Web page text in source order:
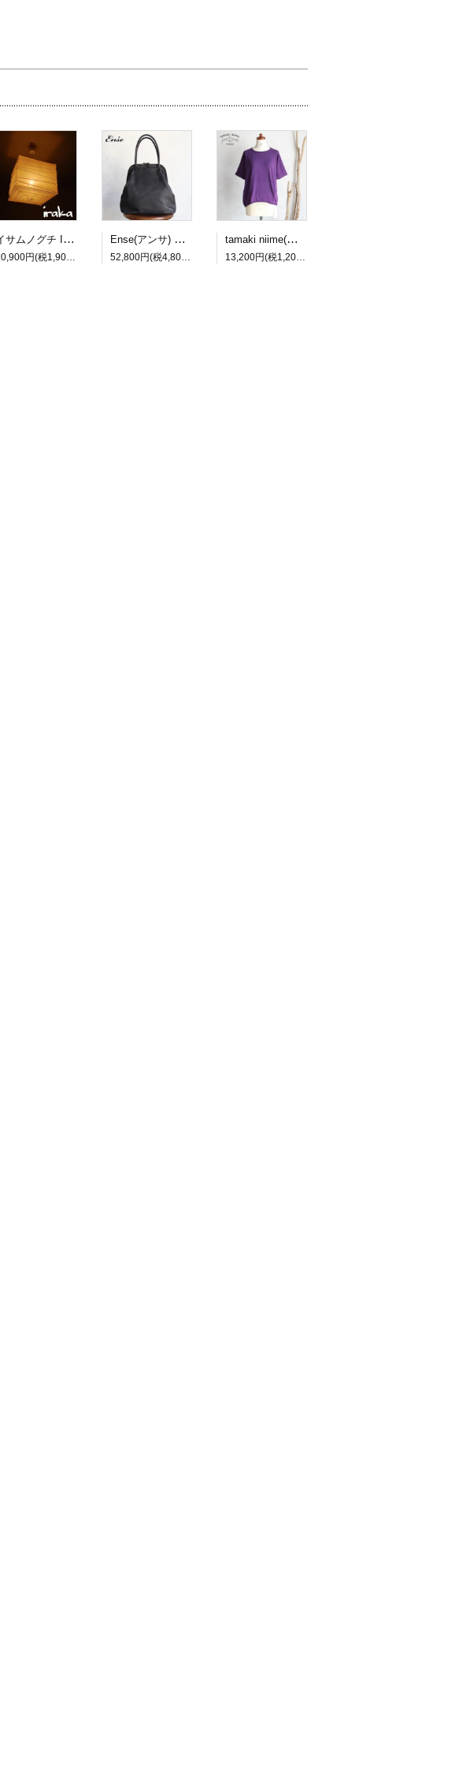
イサムノグチ Isamu Noguchi AKARI あかり アカリ 33X（無地） ペンダントランプ 和紙照明シェード【送料無料】
20,900円(税1,900円)
Ense(アンサ) gamaguchi bag black/ブラック ガマグチバッグ【送料無料】
52,800円(税4,800円)
tamaki niime(タマキ ニイメ) 玉木新雌 maru t HALF SLEEVES サイズ2 60 cotton100% マル T ハーフスリーブ コットン100％【送料無料】
13,200円(税1,200円)